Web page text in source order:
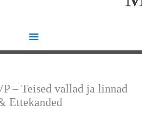
– Teised vallad ja linnad
Ettekanded